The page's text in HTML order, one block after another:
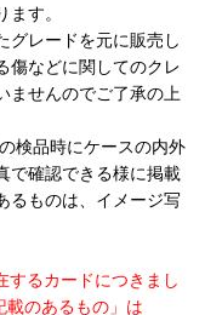
す。
グレードを元に販売し
傷などに関してのクレ
ませんのでご了承の上
検品時にケースの内外
で確認できる様に掲載
るものは、イメージ写
るカードにつきまし
載のあるもの」は